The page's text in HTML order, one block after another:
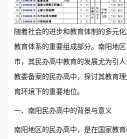
随着社会的进步和教育体制的多元
教育体系的重要组成部分。南阳地
市，其民办高中教育的发展尤为引
教委备案的民办高中，探讨其教育
育环境下的重要地位。
一、南阳民办高中的背景与意义
南阳地区的民办高中，是在国家教